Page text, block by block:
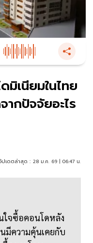
มิเนียมในไทย
กปัจจัยอะไร
ปเดตล่าสุด : 28 ม.ค. 69 | 06:47 น.
ใจซื้อคอนโดหลัง
มีความคุ้นเคยกับ